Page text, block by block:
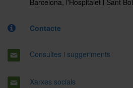
Contacte
Consultes i suggeriments
Xarxes socials